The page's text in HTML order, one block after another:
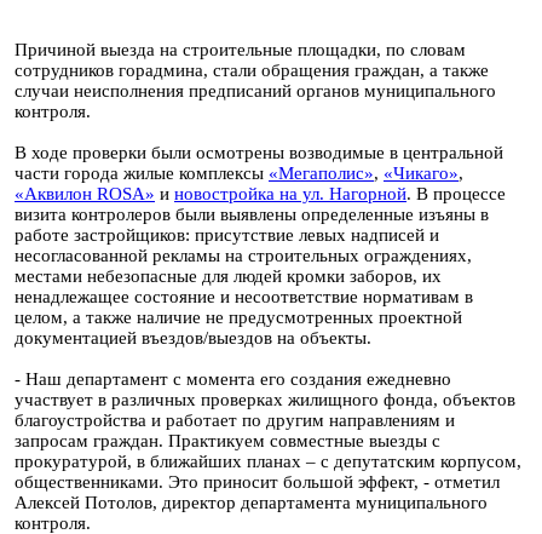
Причиной выезда на строительные площадки, по словам
сотрудников горадмина, стали обращения граждан, а также
случаи неисполнения предписаний органов муниципального
контроля.
В ходе проверки были осмотрены возводимые в центральной
части города жилые комплексы «Мегаполис», «Чикаго»,
«Аквилон ROSA» и новостройка на ул. Нагорной. В процессе
визита контролеров были выявлены определенные изъяны в
работе застройщиков: присутствие левых надписей и
несогласованной рекламы на строительных ограждениях,
местами небезопасные для людей кромки заборов, их
ненадлежащее состояние и несоответствие нормативам в
целом, а также наличие не предусмотренных проектной
документацией въездов/выездов на объекты.
- Наш департамент с момента его создания ежедневно
участвует в различных проверках жилищного фонда, объектов
благоустройства и работает по другим направлениям и
запросам граждан. Практикуем совместные выезды с
прокуратурой, в ближайших планах – с депутатским корпусом,
общественниками. Это приносит большой эффект, - отметил
Алексей Потолов, директор департамента муниципального
контроля.